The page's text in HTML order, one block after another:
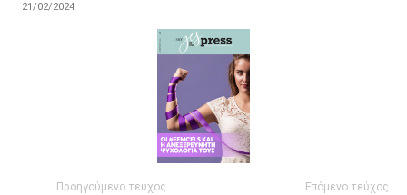
21/02/2024
Προηγούμενο τεύχος Επόμενο τεύχος